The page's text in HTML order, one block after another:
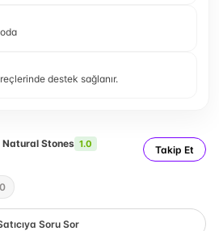
destek sağlanır.
Natural Stones 1.0 Takip Et
Soru Sor